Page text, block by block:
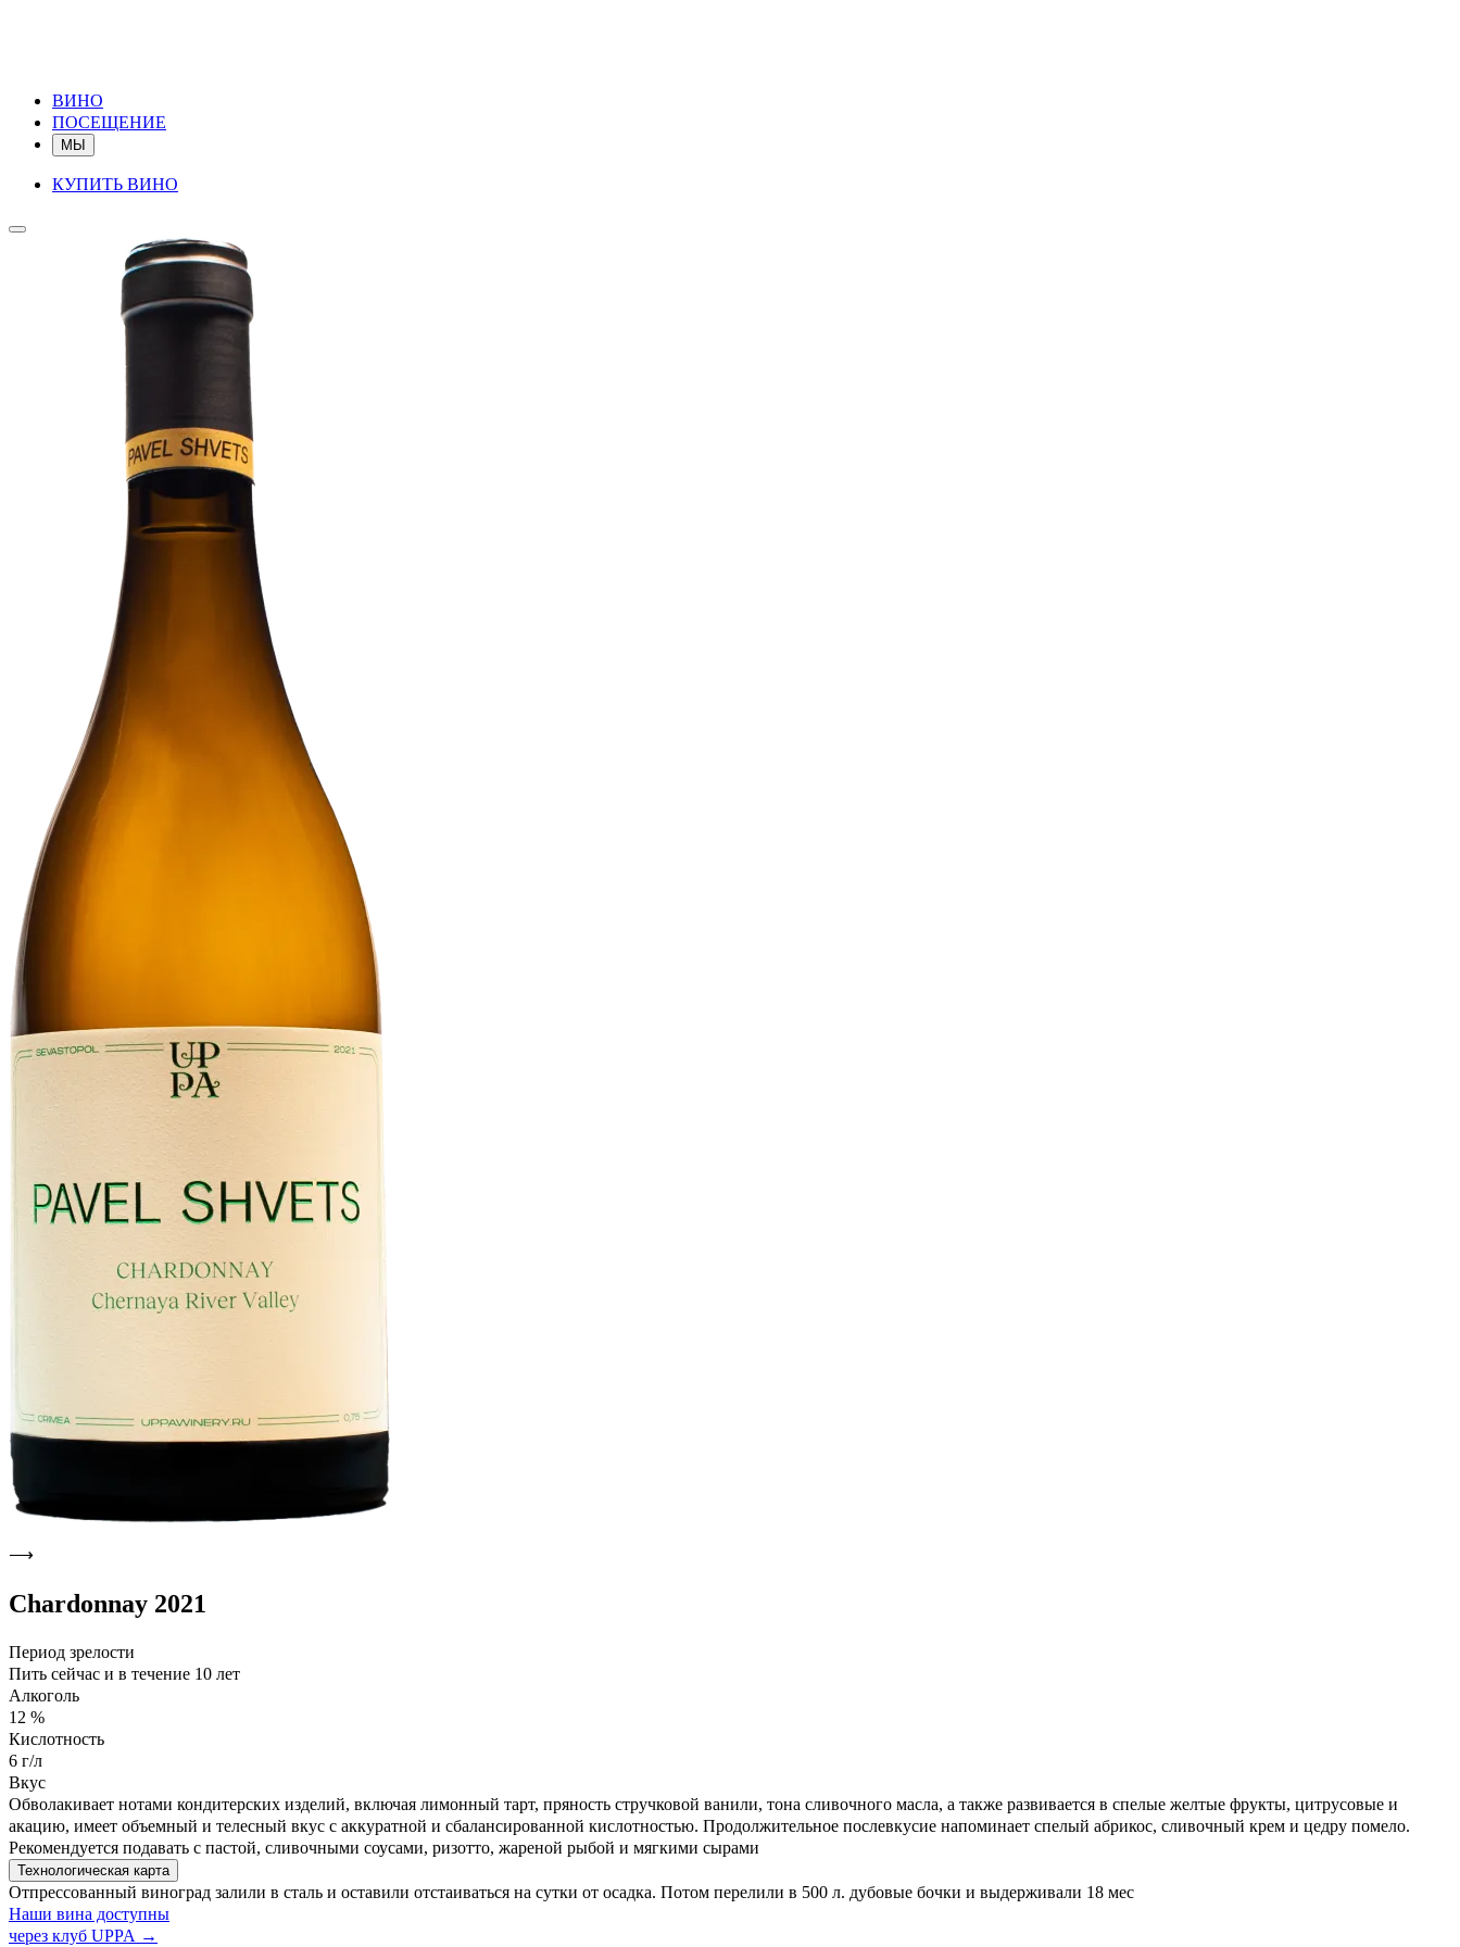
ВИНО
ПОСЕЩЕНИЕ
МЫ
КУПИТЬ ВИНО
⟶
Chardonnay 2021
Период зрелости
Пить сейчас и в течение 10 лет
Алкоголь
12 %
Кислотность
6 г/л
Вкус
Обволакивает нотами кондитерских изделий, включая лимонный тарт, пряность стручковой ванили, тона сливочного масла, а также развивается в спелые желтые фрукты, цитрусовые и
акацию, имеет объемный и телесный вкус с аккуратной и сбалансированной кислотностью. Продолжительное послевкусие напоминает спелый абрикос, сливочный крем и цедру помело.
Рекомендуется подавать с пастой, сливочными соусами, ризотто, жареной рыбой и мягкими сырами
Технологическая карта
Отпрессованный виноград залили в сталь и оставили отстаиваться на сутки от осадка. Потом перелили в 500 л. дубовые бочки и выдерживали 18 мес
Наши вина доступны
через клуб UPPA →